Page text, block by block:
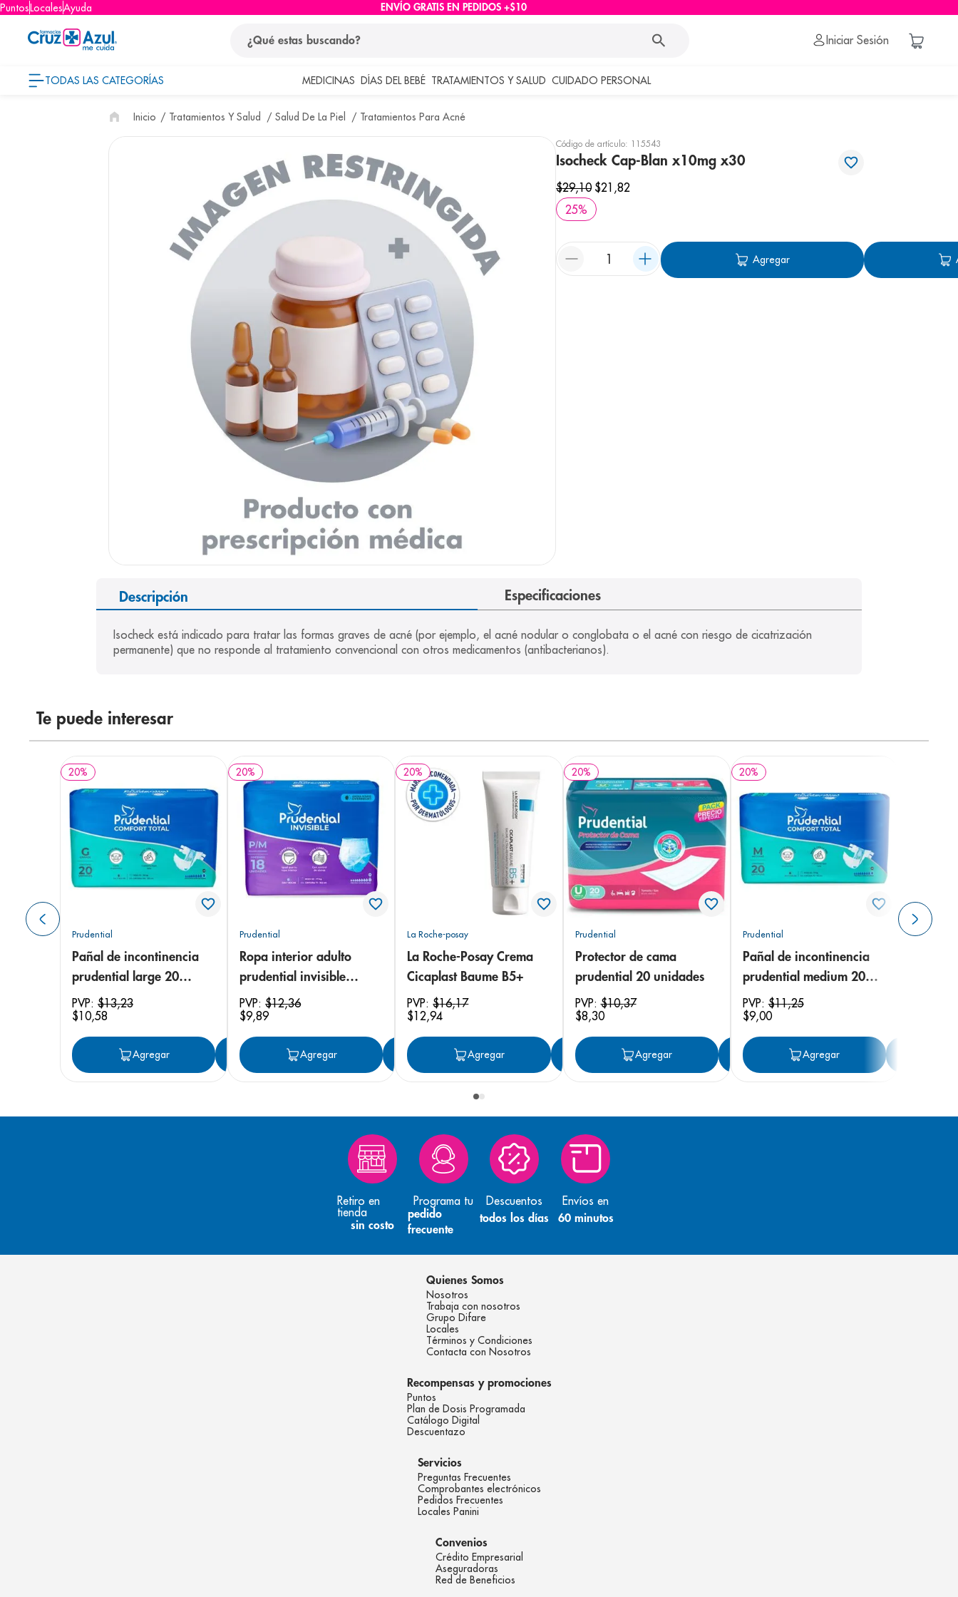
PuntosLocalesAyuda ENVÍO GRATIS EN PEDIDOS +$10
Iniciar Sesión
TODAS LAS CATEGORÍAS MEDICINAS DÍAS DEL BEBÉ TRATAMIENTOS Y SALUD CUIDADO PERSONAL
Tratamientos Y Salud Salud De La Piel Tratamientos Para Acné
Código de artículo: 115543
Isocheck Cap-Blan x10mg x30
$29,10 $21 ,82
25%
Agregar
Descripción Especificaciones
Isocheck está indicado para tratar las formas graves de acné (por ejemplo, el acné nodular o conglobata o el acné con riesgo de cicatrización
permanente) que no responde al tratamiento convencional con otros medicamentos (antibacterianos).
Te puede interesar
20%
Prudential
Pañal de incontinencia
prudential large 20
unidades
PVP: $13,23
$10,58
Agregar Agregar
20%
Prudential
Ropa interior adulto
prudential invisible
small/medium 18
unidades
PVP:$12,36
$9,89
Agregar Agregar
20%
La Roche-posay
La Roche-Posay Crema
Cicaplast Baume B5+
PVP:$16,17
$12,94
Agregar Agregar
20%
Prudential
Protector de cama
prudential 20 unidades
PVP:$10,37
$8,30
Agregar Agregar
20%
Prudential
Pañal de incontinencia
prudential medium 20
unidades
PVP:$11,25
$9,00
Agregar
Retiro en
tienda
sin costo
Programa tu
pedido
frecuente
Descuentos
todos los días
Envíos en
60 minutos
Quienes Somos
Nosotros
Trabaja con nosotros
Grupo Difare
Locales
Términos y Condiciones
Contacta con Nosotros
Recompensas y promociones
Puntos
Plan de Dosis Programada
Catálogo Digital
Descuentazo
Servicios
Preguntas Frecuentes
Comprobantes electrónicos
Pedidos Frecuentes
Locales Panini
Convenios
Crédito Empresarial
Aseguradoras
Red de Beneficios
términos más buscados
1 protector solar
3. eucerin
4
5
shampoo
bioderma
pediasure
panolini
prueba embarazo